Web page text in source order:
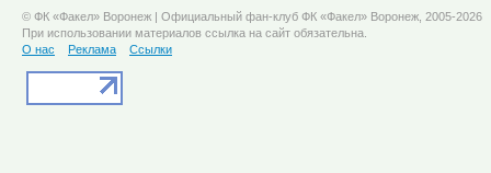
© ФК «Факел» Воронеж | Официальный фан-клуб ФК «Факел» Воронеж, 2005-2026
При использовании материалов ссылка на сайт обязательна.
О нас
Реклама Ссылки